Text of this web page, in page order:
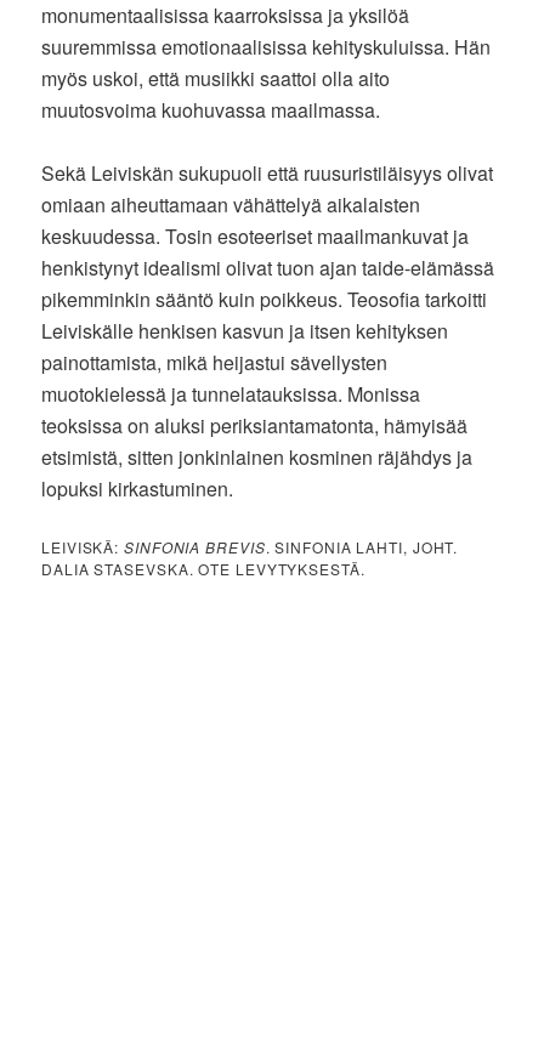
monumentaalisissa kaarroksissa ja yksilöä
suuremmissa emotionaalisissa kehityskuluissa. Hän
myös uskoi, että musiikki saattoi olla aito
muutosvoima kuohuvassa maailmassa.
Sekä Leiviskän sukupuoli että ruusuristiläisyys olivat
omiaan aiheuttamaan vähättelyä aikalaisten
keskuudessa. Tosin esoteeriset maailmankuvat ja
henkistynyt idealismi olivat tuon ajan taide-elämässä
pikemminkin sääntö kuin poikkeus. Teosofia tarkoitti
Leiviskälle henkisen kasvun ja itsen kehityksen
painottamista, mikä heijastui sävellysten
muotokielessä ja tunnelatauksissa. Monissa
teoksissa on aluksi periksiantamatonta, hämyisää
etsimistä, sitten jonkinlainen kosminen räjähdys ja
lopuksi kirkastuminen.
LEIVISKÄ:SINFONIA BREVIS. SINFONIA LAHTI, JOHT.
DALIA STASEVSKA. OTE LEVYTYKSESTÄ.